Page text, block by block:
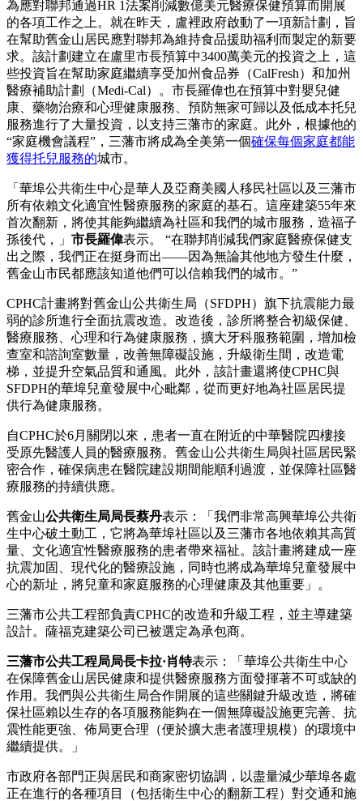
為應對聯邦通過HR 1法案削減數億美元醫療保健預算而開展
的各項工作之上。就在昨天，盧裡政府啟動了一項新計劃，旨
在幫助舊金山居民應對聯邦為維持食品援助福利而製定的新要
求。該計劃建立在盧里市長預算中3400萬美元的投資之上，這
些投資旨在幫助家庭繼續享受加州食品券（CalFresh）和加州
醫療補助計劃（Medi-Cal）。市長羅偉也在預算中對嬰兒健
康、藥物治療和心理健康服務、預防無家可歸以及低成本托兒
服務進行了大量投資，以支持三藩市的家庭。此外，根據他的
“家庭機會議程”，三藩市將成為全美第一個確保每個家庭都能
獲得托兒服務的城市。
「華埠公共衛生中心是華人及亞裔美國人移民社區以及三藩市
所有依賴文化適宜性醫療服務的家庭的基石。這座建築55年來
首次翻新，將使其能夠繼續為社區和我們的城市服務，造福子
孫後代，」 市長羅偉表示。 “在聯邦削減我們家庭醫療保健支
出之際，我們正在挺身而出——因為無論其他地方發生什麼，
舊金山市民都應該知道他們可以信賴我們的城市。”
CPHC計畫將對舊金山公共衛生局（SFDPH）旗下抗震能力最
弱的診所進行全面抗震改造。改造後，診所將整合初級保健、
醫療服務、心理和行為健康服務，擴大牙科服務範圍，增加檢
查室和諮詢室數量，改善無障礙設施，升級衛生間，改造電
梯，並提升空氣品質和通風。此外，該計畫還將使CPHC與
SFDPH的華埠兒童發展中心毗鄰，從而更好地為社區居民提
供行為健康服務。
自CPHC於6月關閉以來，患者一直在附近的中華醫院四樓接
受原先醫護人員的醫療服務。舊金山公共衛生局與社區居民緊
密合作，確保病患在醫院建設期間能順利過渡，並保障社區醫
療服務的持續供應。
舊金山公共衛生局局長蔡丹表示：「我們非常高興華埠公共衛
生中心破土動工，它將為華埠社區以及三藩市各地依賴其高質
量、文化適宜性醫療服務的患者帶來福祉。該計畫將建成一座
抗震加固、現代化的醫療設施，同時也將成為華埠兒童發展中
心的新址，將兒童和家庭服務的心理健康及其他重要」。
三藩市公共工程部負責CPHC的改造和升級工程，並主導建築
設計。薩福克建築公司已被選定為承包商。
三藩市公共工程局局長卡拉·肖特表示：「華埠公共衛生中心
在保障舊金山居民健康和提供醫療服務方面發揮著不可或缺的
作用。我們與公共衛生局合作開展的這些關鍵升級改造，將確
保社區賴以生存的各項服務能夠在一個無障礙設施更完善、抗
震性能更強、佈局更合理（便於擴大患者護理規模）的環境中
繼續提供。」
市政府各部門正與居民和商家密切協調，以盡量減少華埠各處
正在進行的各種項目（包括衛生中心的翻新工程）對交通和施